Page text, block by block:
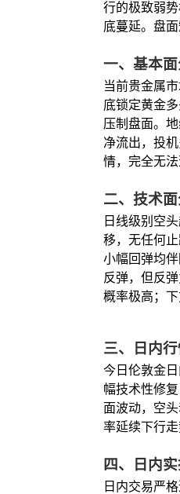
行的极致弱
底蔓延。盘
一、基本
当前贵金属
底锁定黄金
压制盘面。
净流出，投
情，完全无
二、技术
日线级别空
移，无任何
小幅回弹均
反弹，但反
概率极高；
三、日内
今日伦敦金
幅技术性修
面波动，空
率延续下行
四、日内
日内交易严